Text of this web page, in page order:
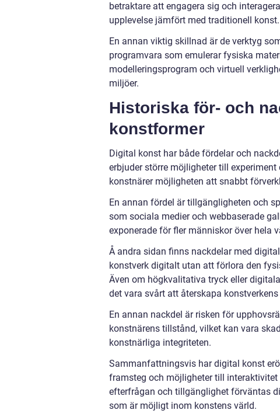
betraktare att engagera sig och
upplevelse jämfört med traditionell konst.
En annan viktig skillnad är de verktyg
programvara som emulerar fysiska
modelleringsprogram och virtuell
miljöer.
Historiska för- och
konstformer
Digital konst har både fördelar och
erbjuder större möjligheter till
konstnärer möjligheten att snabbt
En annan fördel är tillgängligheten och
som sociala medier och webbaserade
exponerade för fler människor över hela
Å andra sidan finns nackdelar med
konstverk digitalt utan att förlora den
Även om högkvalitativa tryck eller
det vara svårt att återskapa
En annan nackdel är risken för
konstnärens tillstånd, vilket kan vara
konstnärliga integriteten.
Sammanfattningsvis har digital konst
framsteg och möjligheter till
efterfrågan och tillgänglighet förväntas
som är möjligt inom konstens värld.